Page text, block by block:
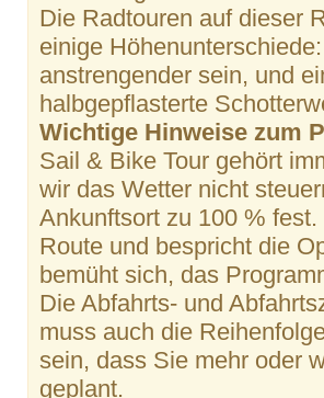
Die Radtouren auf dieser
einige
anstrengender sein, und
halbgepflasterte
Wichtige Hinweise zum
Sail & Bike Tour gehört
wir das Wetter nicht
Ankunftsort zu 100 %
Route und bespricht die
bemüht sich, das
Die Abfahrts- und
muss auch die
sein, dass Sie mehr oder
geplant.